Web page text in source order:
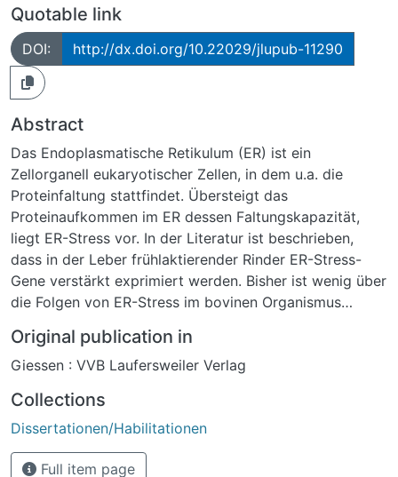
Quotable link
DOI: http://dx.doi.org/10.22029/jlupub-11290
Abstract
Das Endoplasmatische Retikulum (ER) ist ein
Zellorganell eukaryotischer Zellen, in dem u.a. die
Proteinfaltung stattfindet. Übersteigt das
Proteinaufkommen im ER dessen Faltungskapazität,
liegt ER-Stress vor. In der Literatur ist beschrieben,
dass in der Leber frühlaktierender Rinder ER-Stress-
Gene verstärkt exprimiert werden. Bisher ist wenig über
die Folgen von ER-Stress im bovinen Organismus
Kenntnisse über die sensible Stoffwechsellage der
Frühlaktation beim Rind zu erweitern, indem die Folgen
der bovinen distalen Tubuluszellen Madin-Darby bovine
kidney (MDBK) untersucht wurden.Insgesamt ist es mit
dieser Arbeit gelungen, allgemeine Kenntnisse zu den
Auswirkungen von ER-Stressoren auf verschiedene
Original publication in
Giessen : VVB Laufersweiler Verlag
Collections
Dissertationen/Habilitationen
Full item page